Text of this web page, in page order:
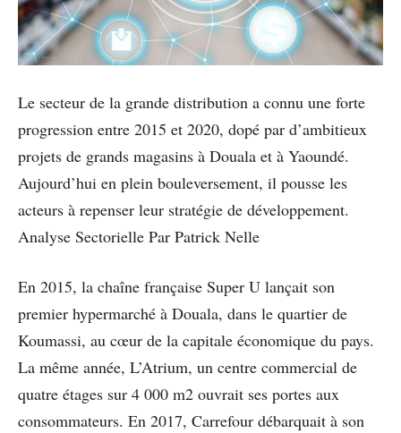
Le secteur de la grande distribution a connu une forte
progression entre 2015 et 2020, dopé par d’ambitieux
projets de grands magasins à Douala et à Yaoundé.
Aujourd’hui en plein bouleversement, il pousse les
acteurs à repenser leur stratégie de développement.
Analyse Sectorielle Par Patrick Nelle
En 2015, la chaîne française Super U lançait son
premier hypermarché à Douala, dans le quartier de
Koumassi, au cœur de la capitale économique du pays.
La même année, L’Atrium, un centre commercial de
quatre étages sur 4 000 m2 ouvrait ses portes aux
consommateurs. En 2017, Carrefour débarquait à son